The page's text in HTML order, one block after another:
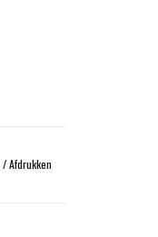
/Afdrukken